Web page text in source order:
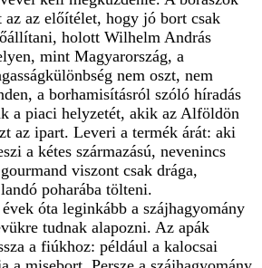
az előítélet, hogy jó bort csak
holott Wilhelm András
mint Magyarország, a
nem oszt, nem
a borhamisításról szóló híradás
a piaci helyzetét, akik az Alföldön
az ipart. Leveri a termék árát: aki
a kétes származású, nevenincs
viszont csak drága,
poharába tölteni.
óta leginkább a szájhagyomány
tudnak alapozni. Az apák
a fiúkhoz: például a kalocsai